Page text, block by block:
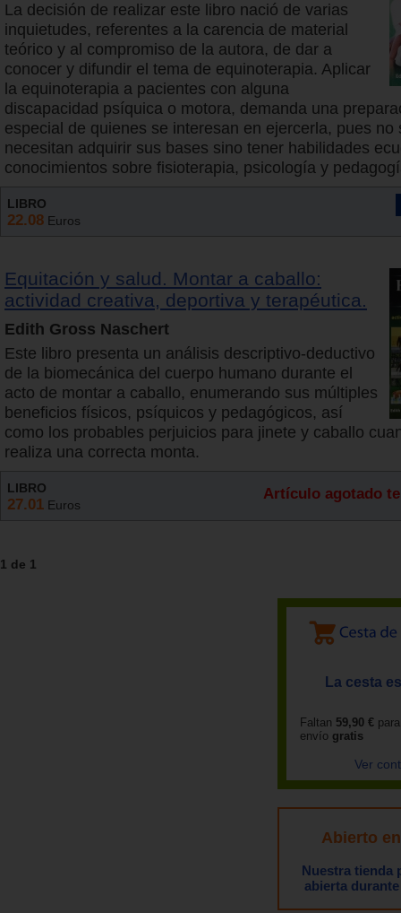
La decisión de realizar este libro nació de varias
inquietudes, referentes a la carencia de material
teórico y al compromiso de la autora, de dar a
conocer y difundir el tema de equinoterapia. Aplicar
la equinoterapia a pacientes con alguna
discapacidad psíquica o motora, demanda una
especial de quienes se interesan en ejercerla, pues no
necesitan adquirir sus bases sino tener habilidades
conocimientos sobre fisioterapia, psicología y
LIBRO
22.08 Euros
Equitación y salud. Montar a caballo:
actividad creativa, deportiva y terapéutica.
Edith Gross Naschert
Este libro presenta un análisis descriptivo-deductivo
de la biomecánica del cuerpo humano durante el
acto de montar a caballo, enumerando sus múltiples
beneficios físicos, psíquicos y pedagógicos, así
como los probables perjuicios para jinete y caballo
realiza una correcta monta.
LIBRO
27.01 Euros
Artículo agotado
1 de 1
La cesta
Faltan 59,90 €
envío gratis
Ver
Abierto
Nuestra tienda
abierta